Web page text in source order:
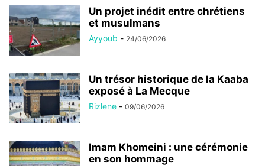
Un projet inédit entre chrétiens
et musulmans
Ayyoub - 24/06/2026
Un trésor historique de la Kaaba
exposé à La Mecque
Rizlene - 09/06/2026
Imam Khomeini : une cérémonie
en son hommage